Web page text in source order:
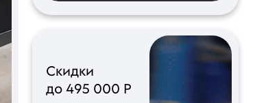
Скидки
до 495 000 Р